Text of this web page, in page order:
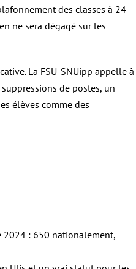
des classes à 24
ne sera dégagé sur les
La FSU-SNUipp appelle à
de postes, un
élèves comme des
2024 : 650 nationalement,